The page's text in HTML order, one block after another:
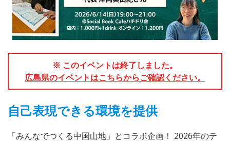
※ このイベントは終了しました。
広島県のイベントはこちらからご確認ください。
自己表現できる環境を提供
「みんなでつくる中国山地」とコラボ企画！ 2026年のテ